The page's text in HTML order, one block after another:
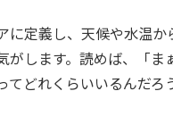
に定義し、天候や水温
がします。読めば、「
どれくらいいるんだろ